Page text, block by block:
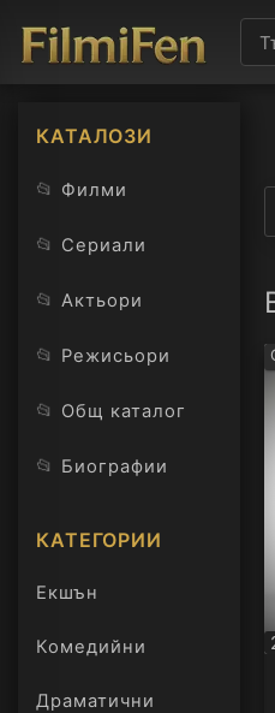
КАТАЛОЗИ
📂 Филми
📂 Сериали
📂 Актьори
📂 Режисьори
📂 Общ каталог
📂 Биографии
КАТЕГОРИИ
Екшън
Комедийни
Драматични